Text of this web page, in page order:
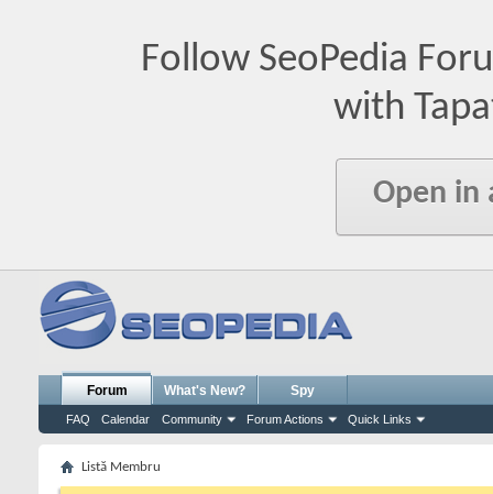
Follow SeoPedia
with
Open in
Forum
FAQ Calendar Community Forum Actions Quick Links
What's New? Spy
Listă Membru